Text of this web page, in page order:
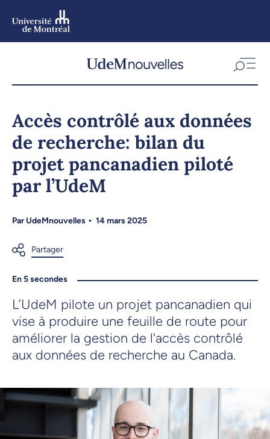
Accès contrôlé aux données
de recherche: bilan du
projet pancanadien piloté
par l’UdeM
ParUdeMnouvelles 14 mars 2025
En 5 secondes
L’UdeM pilote un projet pancanadien qui
vise à produire une feuille de route pour
améliorer la gestion de l'accès contrôlé
aux données de recherche au Canada.